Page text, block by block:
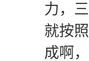
力，
就按
成啊